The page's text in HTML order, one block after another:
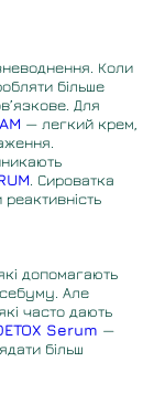
Коли
більше
Для
— легкий крем,
. Сироватка
допомагають
себуму. Але
часто дають
Serum —
більш